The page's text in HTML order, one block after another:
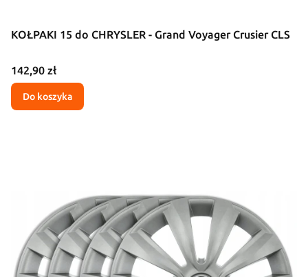
KOŁPAKI 15 do CHRYSLER - Grand Voyager Crusier CLS
Cena
142,90 zł
Do koszyka